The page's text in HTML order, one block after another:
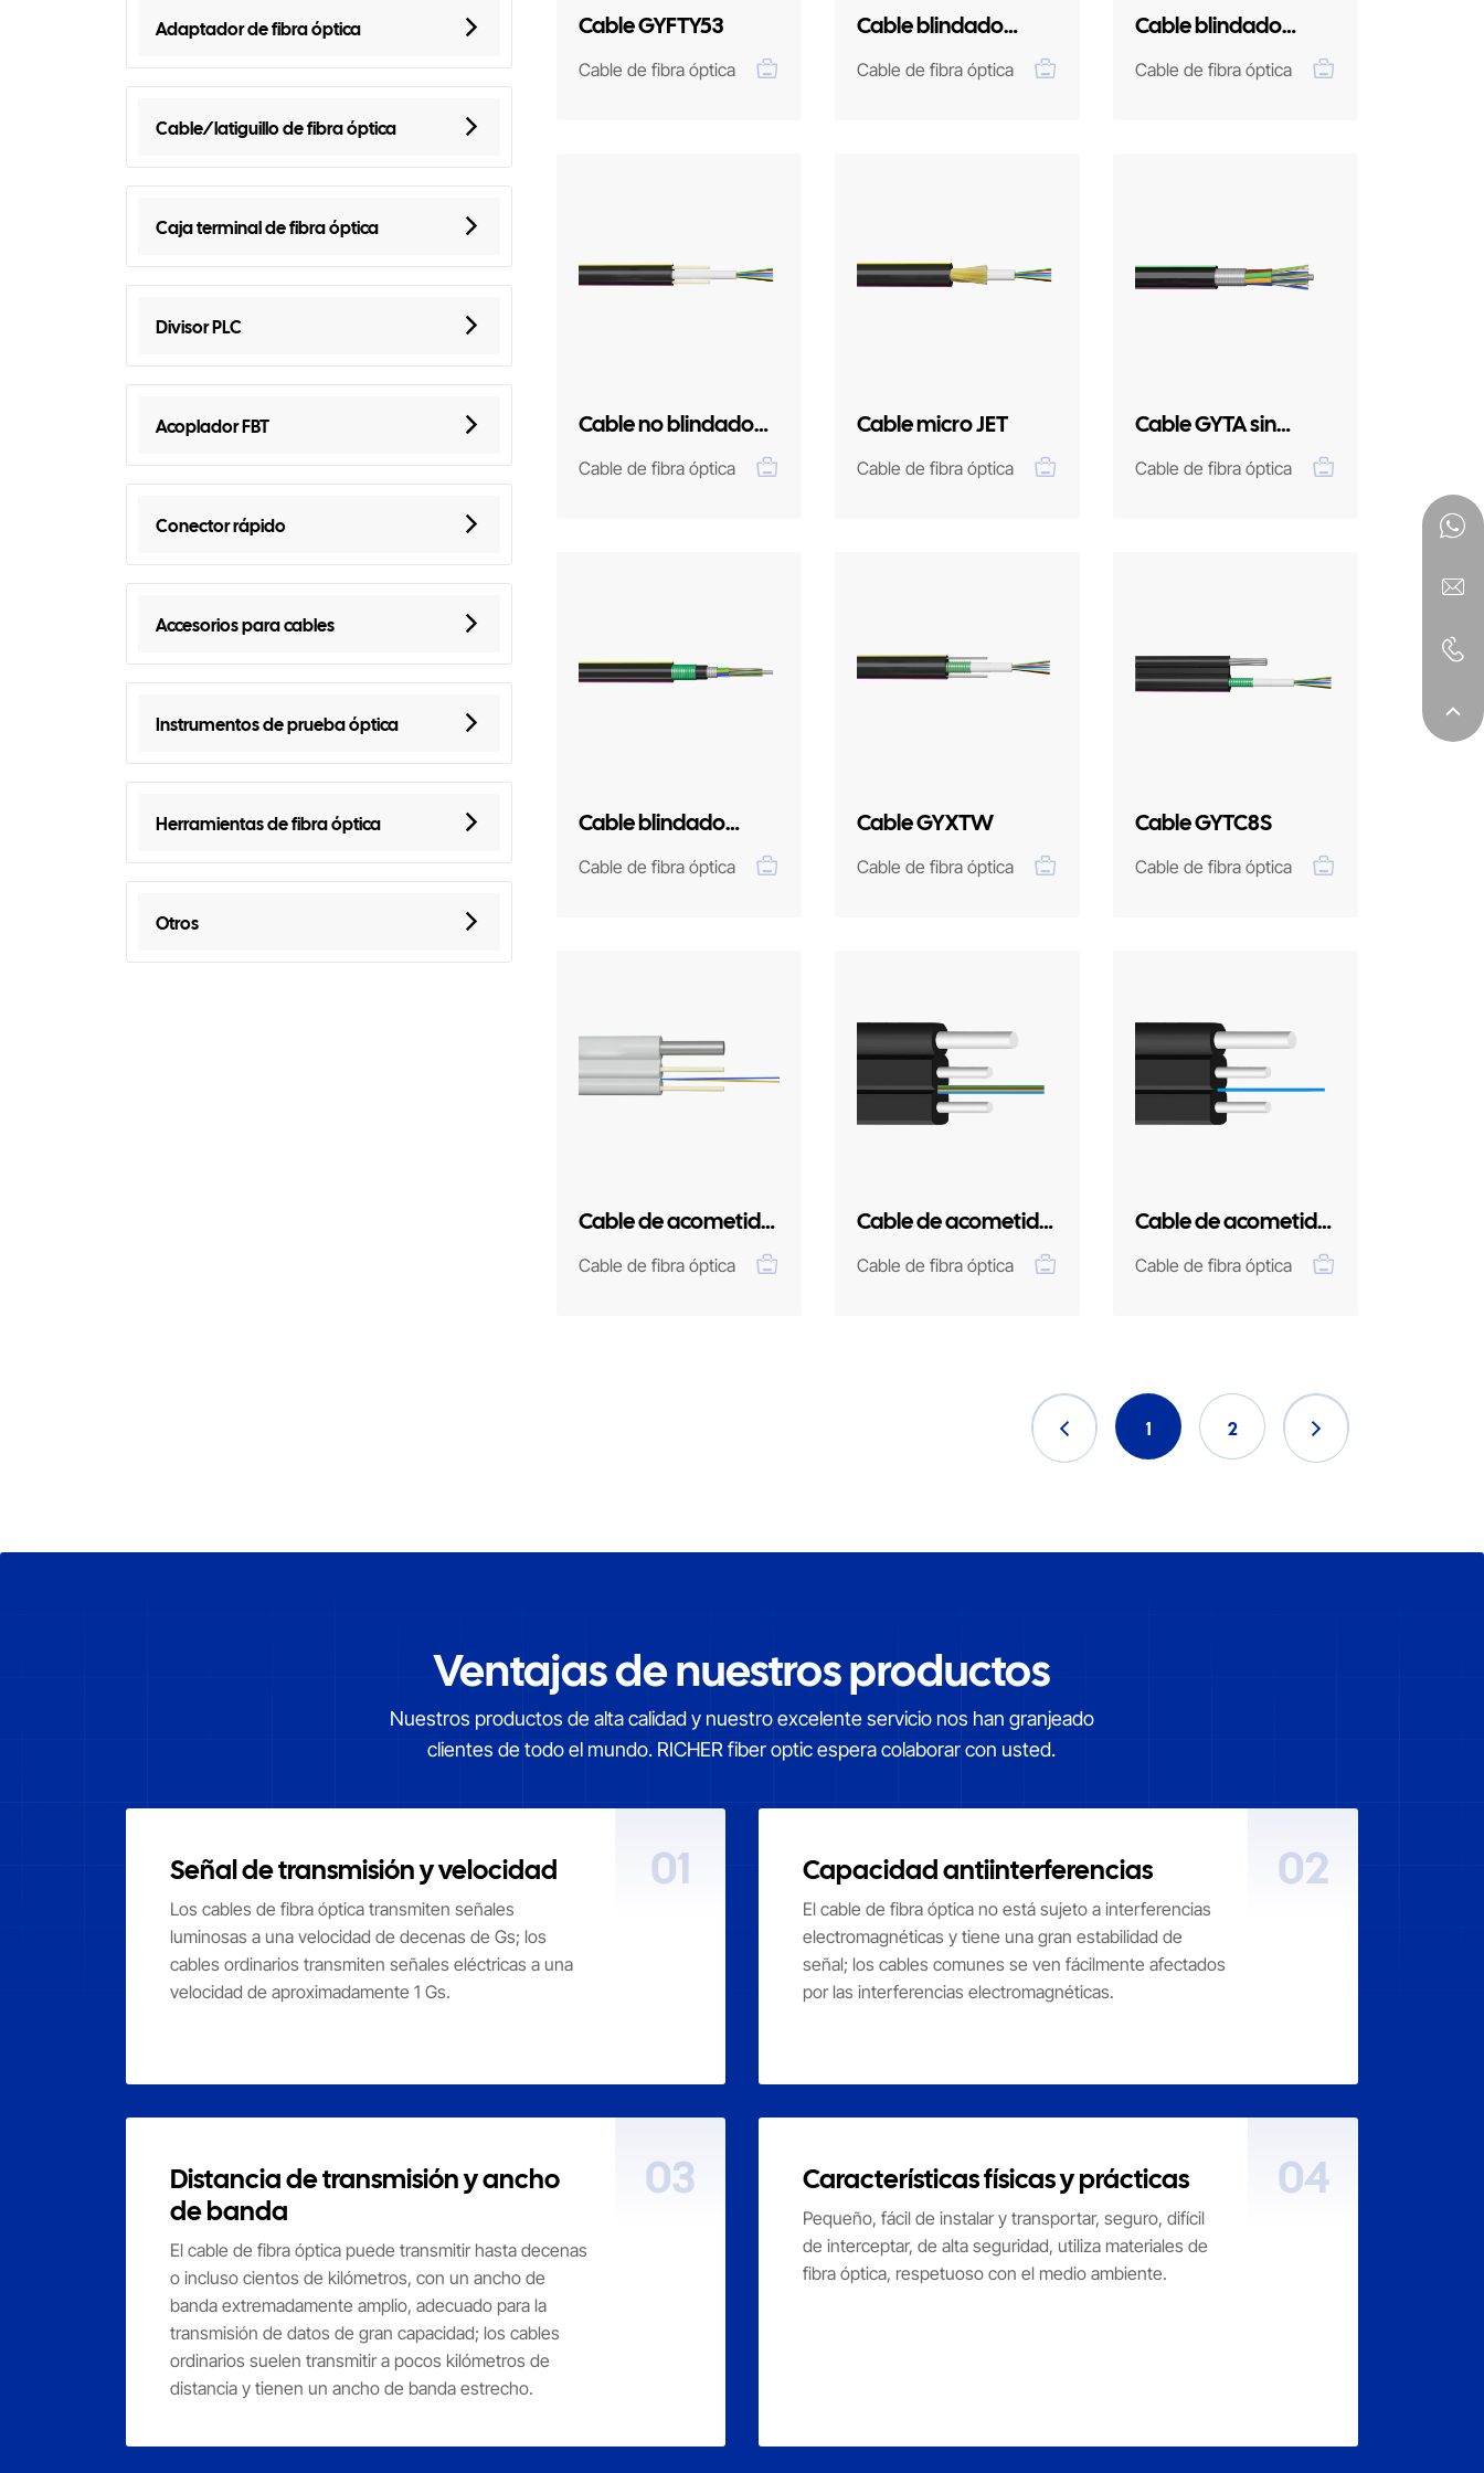
Adaptador de fibra óptica
Cable/latiguillo de fibra óptica
Caja terminal de fibra óptica
Divisor PLC
Acoplador FBT
Conector rápido
Accesorios para cables
Instrumentos de prueba óptica
Herramientas de fibra óptica
Otros
Cable GYFTY53
Cable de fibra óptica
Cable blindado
GYTY53
Cable de fibra óptica
Cable blindado
ligero GYTS
Cable de fibra óptica
Cable no blindado
GYXY
Cable de fibra óptica
Cable micro JET
Cable de fibra óptica
Cable GYTA sin
armadura
Cable de fibra óptica
Cable blindado
GYTA53
Cable de fibra óptica
Cable GYXTW
Cable de fibra óptica
Cable GYTC8S
Cable de fibra óptica
Cable de acometida
FTTH para
exteriores - 2 pies -
Cable de fibra óptica
Cable de acometida
FTTH para
exteriores - 4 pies
Cable de fibra óptica
Cable de acometida
FTTH para
exteriores-1F
Cable de fibra óptica
1 2
Ventajas de nuestros productos
Nuestros productos de alta calidad y nuestro excelente servicio nos han granjeado
clientes de todo el mundo. RICHER fiber optic espera colaborar con usted.
Señal de transmisión y velocidad
Los cables de fibra óptica transmiten señales
luminosas a una velocidad de decenas de Gs; los
cables ordinarios transmiten señales eléctricas a una
velocidad de aproximadamente 1 Gs.
01 Capacidad antiinterferencias
El cable de fibra óptica no está sujeto a interferencias
electromagnéticas y tiene una gran estabilidad de
señal; los cables comunes se ven fácilmente afectados
por las interferencias electromagnéticas.
02
Distancia de transmisión y ancho
de banda
El cable de fibra óptica puede transmitir hasta decenas
o incluso cientos de kilómetros, con un ancho de
banda extremadamente amplio, adecuado para la
transmisión de datos de gran capacidad; los cables
ordinarios suelen transmitir a pocos kilómetros de
distancia y tienen un ancho de banda estrecho.
03 Características físicas y prácticas
Pequeño, fácil de instalar y transportar, seguro, difícil
de interceptar, de alta seguridad, utiliza materiales de
fibra óptica, respetuoso con el medio ambiente.
04